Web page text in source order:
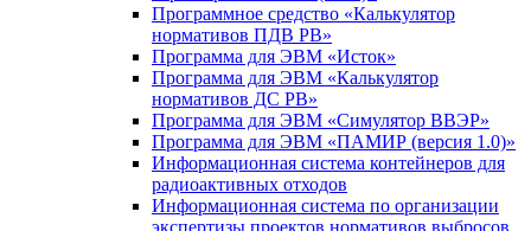
Программное средство «Калькулятор
нормативов ПДВ РВ»
Программа для ЭВМ «Исток»
Программа для ЭВМ «Калькулятор
нормативов ДС РВ»
Программа для ЭВМ «Симулятор ВВЭР»
Программа для ЭВМ «ПАМИР (версия 1.0)»
Информационная система контейнеров для
радиоактивных отходов
Информационная система по организации
экспертизы проектов нормативов выбросов